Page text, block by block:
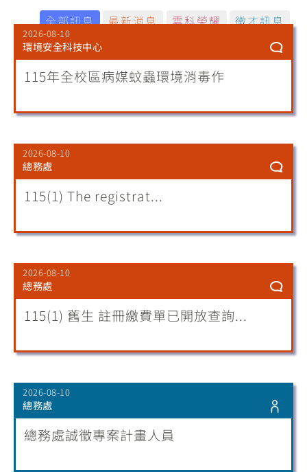
全部訊息 最新消息 雲科榮耀 徵才訊息
2026-08-10
環境安全科技中心
115年全校區病媒蚊蟲環境消毒作
2026-08-10
總務處
115(1) The registrat...
2026-08-10
總務處
115(1) 舊生 註冊繳費單已開放查詢...
2026-08-10
總務處
總務處誠徵專案計畫人員